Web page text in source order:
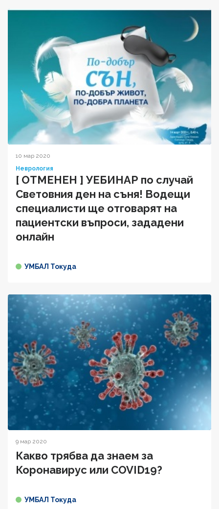
10 мар 2020
Неврология
[ ОТМЕНЕН ] УЕБИНАР по случай
Световния ден на съня! Водещи
специалисти ще отговарят на
пациентски въпроси, зададени
онлайн
УМБАЛ Токуда
9 мар 2020
Какво трябва да знаем за
Коронавирус или COVID19?
УМБАЛ Токуда